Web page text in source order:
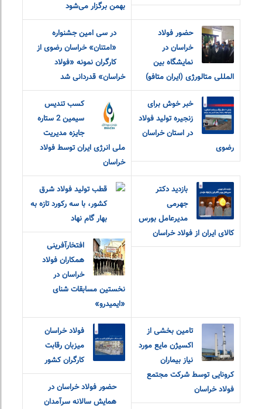
بهمن برگزار می‌شود
حضور فولاد
خراسان در
نمایشگاه بین
المللی متالورژی (ایران متافو)
در سی امین جشنواره
«امتنان» خراسان رضوی از
کارگران نمونه «فولاد
خراسان» قدردانی شد
خبر خوش برای
زنجیره تولید فولاد
در استان خراسان
رضوی
کسب تندیس
سیمین 2 ستاره
جایزه مدیریت
ملی انرژی ایران توسط فولاد
خراسان
بازدید دکتر
جهرمی
مدیرعامل بورس
کالای ایران از فولاد خراسان
قطب تولید فولاد شرق
کشور، با سه رکورد تازه به
بهار گام نهاد
افتخارآفرینی
همکاران فولاد
خراسان در
نخستین مسابقات شنای
«ایمیدرو»
تامین بخشی از
اکسیژن مایع مورد
نیاز بیماران
کرونایی توسط شرکت مجتمع
فولاد خراسان
فولاد خراسان
میزبان رقابت
کارگران کشور
حضور فولاد خراسان در
همایش سالانه سرآمدان